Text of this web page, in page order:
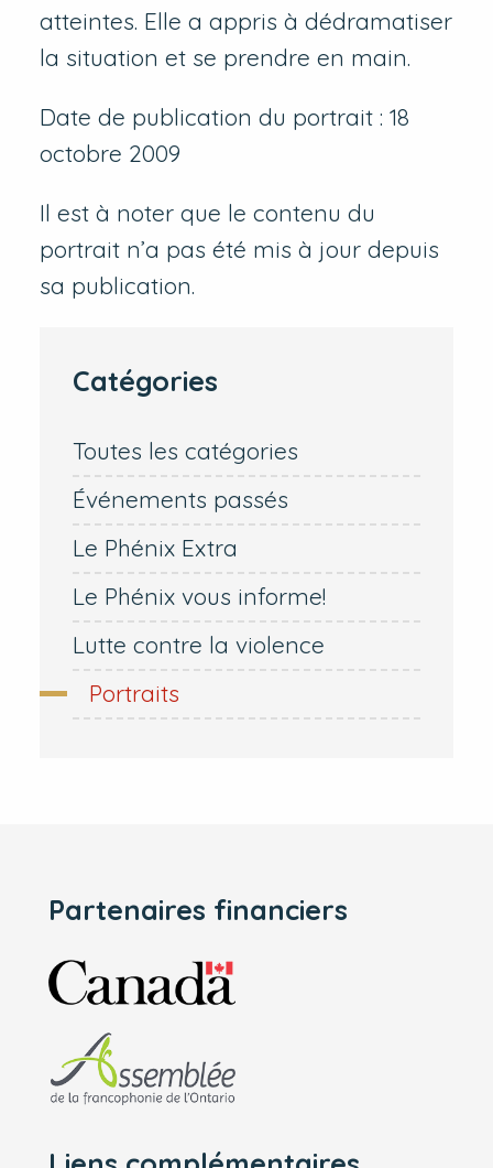
atteintes. Elle a appris à dédramatiser
la situation et se prendre en main.
Date de publication du portrait : 18
octobre 2009
Il est à noter que le contenu du
portrait n’a pas été mis à jour depuis
sa publication.
Catégories
Toutes les catégories
Événements passés
Le Phénix Extra
Le Phénix vous informe!
Lutte contre la violence
Portraits
Partenaires financiers